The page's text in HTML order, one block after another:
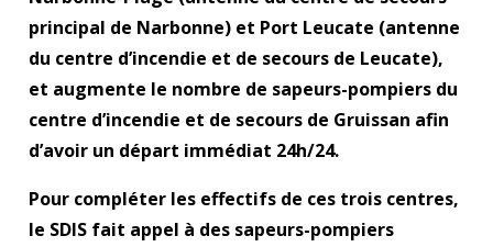
principal de Narbonne) et Port Leucate (antenne
du centre d’incendie et de secours de Leucate),
et augmente le nombre de sapeurs-pompiers du
centre d’incendie et de secours de Gruissan afin
d’avoir un départ immédiat 24h/24.
Pour compléter les effectifs de ces trois centres,
le SDIS fait appel à des sapeurs-pompiers